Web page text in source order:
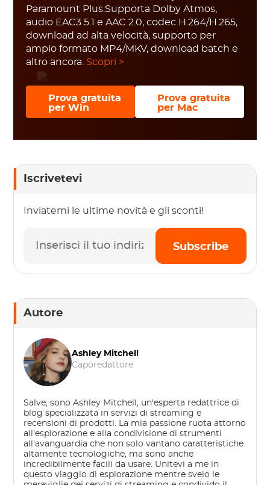
Paramount Plus.Supporta Dolby Atmos,
audio EAC3 5.1 e AAC 2.0, codec H.264/H.265,
download ad alta velocità, supporto per
ampio formato MP4/MKV, download batch e
altro ancora. Scopri >
Prova gratuita
per Win
Prova gratuita
per Mac
Iscrivetevi
Inviatemi le ultime novità e gli sconti!
Subscribe
Autore
Ashley Mitchell
Caporedattore
Salve, sono Ashley Mitchell, un'esperta redattrice di
blog specializzata in servizi di streaming e
recensioni di prodotti. La mia passione ruota attorno
all'esplorazione e alla condivisione di strumenti
all'avanguardia che non solo vantano caratteristiche
altamente tecnologiche, ma sono anche
incredibilmente facili da usare. Unitevi a me in
questo viaggio di esplorazione mentre svelo le